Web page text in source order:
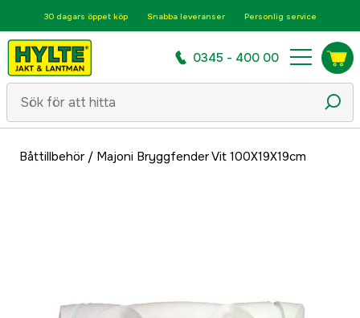
30 dagars öppet köp Snabba leveranser Personlig service
0345 - 400 00
Båttillbehör/ Majoni Bryggfender Vit 100X19X19cm